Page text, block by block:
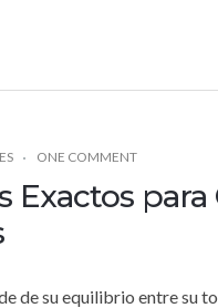
ONE COMMENT
Exactos
de su equilibrio entre su